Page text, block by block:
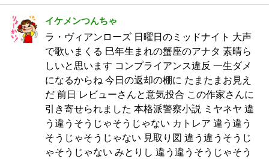
イケメンつんちゃ
ラ・ヴィアンローズ 日曜日のミッドナイト 大声
で歌いまくる 巳年生まれの蟹座のアナタ 素晴ら
しいと思います コンプライアンス違反 一生ダメ
になるからね 今日の返却の棚に たまたまお見え
だ 前日 レビューさんと意気投合 この作家さんに
引き寄せられました 本格派警察小説 ミヤネヤ 違
う違うそうじゃそうじゃない カトレア 違う違う
そうじゃそうじゃない 見取り図 違う違うそうじ
ゃそうじゃない みとりし 違う違うそうじゃそう